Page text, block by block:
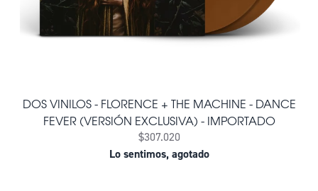
DOS VINILOS - FLORENCE + THE MACHINE - DANCE
FEVER (VERSIÓN EXCLUSIVA) - IMPORTADO
$307.020
Lo sentimos, agotado